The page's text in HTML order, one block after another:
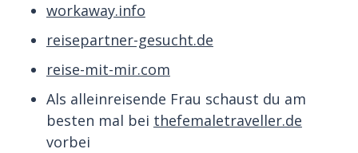
workaway.info
reisepartner-gesucht.de
reise-mit-mir.com
Als alleinreisende Frau schaust du am
besten mal bei thefemaletraveller.de
vorbei